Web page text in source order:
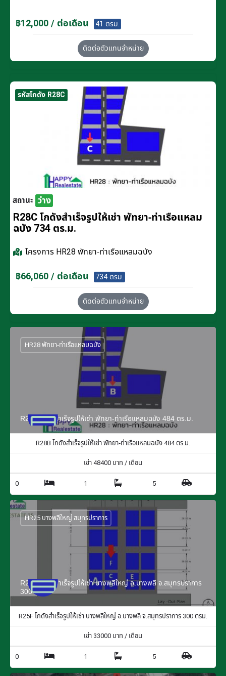
฿12,000 / ต่อเดือน 41 ตรม.
ติดต่อตัวแทนจำหน่าย
รหัสโกดัง R28C
สถานะ ว่าง
R28C โกดังสำเร็จรูปให้เช่า พัทยา-ท่าเรือแหลม
ฉบัง 734 ตร.ม.
โครงการ HR28 พัทยา-ท่าเรือแหลมฉบัง
฿66,060 / ต่อเดือน 734 ตรม.
ติดต่อตัวแทนจำหน่าย
R28B โกดังสำเร็จรูปให้เช่า พัทยา-ท่าเรือแหลมฉบัง 484 ตร.ม.
HR28 พัทยา-ท่าเรือแหลมฉบัง
R28B โกดังสำเร็จรูปให้เช่า พัทยา-ท่าเรือแหลมฉบัง 484 ตร.ม.
เช่า48400 บาท / เดือน
0 1 5
R25F โกดังสำเร็จรูปให้เช่า บางพลีใหญ่ อ.บางพลี จ.สมุทรปราการ
300 ตรม.
HR25 บางพลีใหญ่ สมุทรปราการ
R25F โกดังสำเร็จรูปให้เช่า บางพลีใหญ่ อ.บางพลี จ.สมุทรปราการ 300 ตรม.
เช่า 33000 บาท / เดือน
0 1 5